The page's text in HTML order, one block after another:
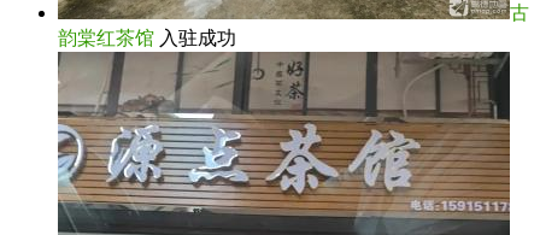
古
韵棠红茶馆 入驻成功